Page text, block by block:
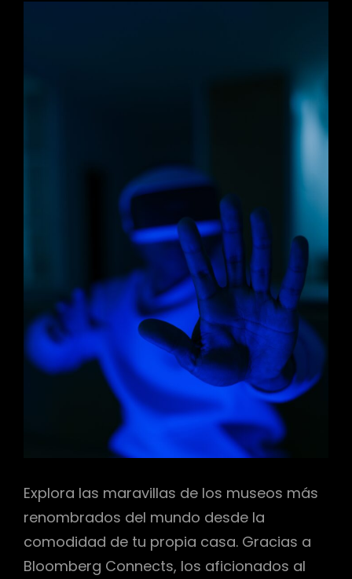
Explora las maravillas de los museos más
renombrados del mundo desde la
comodidad de tu propia casa. Gracias a
Bloomberg Connects, los aficionados al